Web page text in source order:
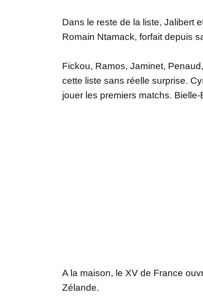
Dans le reste de la liste, Jalibert
Romain Ntamack, forfait depuis
Fickou, Ramos, Jaminet,
cette liste sans réelle surprise.
jouer les premiers matchs.
A la maison, le XV de France
Zélande.